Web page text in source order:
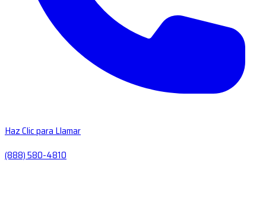
Haz Clic para Llamar
(888) 580-4810